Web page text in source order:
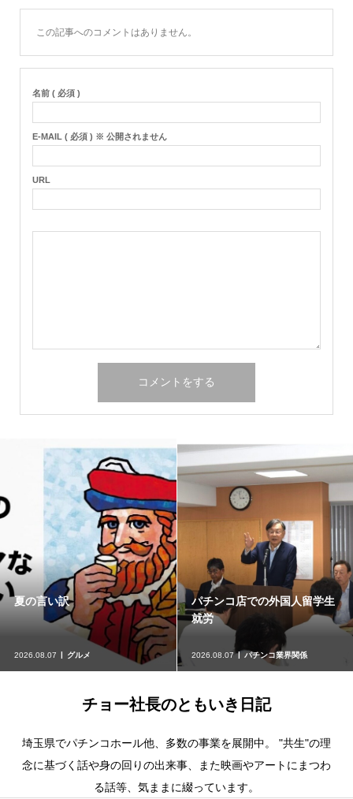
この記事へのコメントはありません。
名前 ( 必須 )
E-MAIL ( 必須 ) ※ 公開されません
URL
夏の言い訳
2026.08.07 グルメ
パチンコ店での外国人留学生
就労
2026.08.07 パチンコ業界関係
チョー社長のともいき日記
埼玉県でパチンコホール他、多数の事業を展開中。 "共生"の理
念に基づく話や身の回りの出来事、また映画やアートにまつわ
る話等、気ままに綴っています。